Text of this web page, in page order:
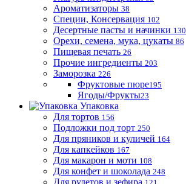
Ароматизаторы 38
Специи, Консервация 102
Десертные пасты и начинки 130
Орехи, семена, мука, цукаты 86
Пищевая печать 26
Прочие ингредиенты 203
Заморозка 226
Фруктовые пюре195
Ягоды/Фрукты23
Упаковка
Для тортов 156
Подложки под торт 250
Для пряников и куличей 164
Для капкейков 167
Для макарон и моти 108
Для конфет и шоколада 248
Для рулетов и зефира